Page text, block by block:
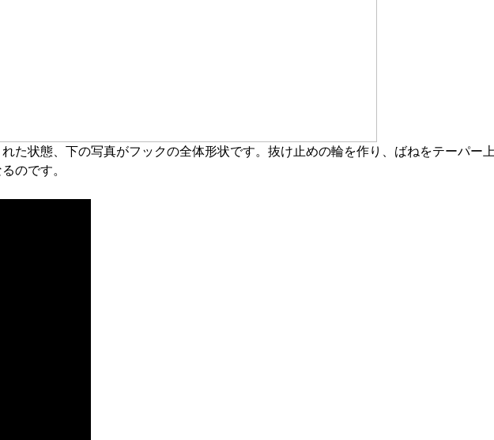
た状態、下の写真がフックの全体形状です。抜け止めの輪を作り、ばねをテーパー
のです。